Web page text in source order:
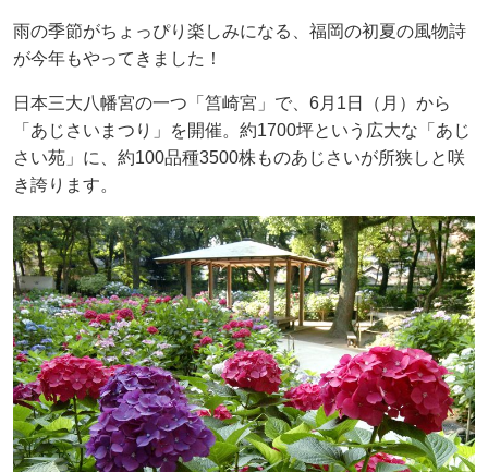
雨の季節がちょっぴり楽しみになる、福岡の初夏の風物詩
が今年もやってきました！
日本三大八幡宮の一つ「筥崎宮」で、6月1日（月）から
「あじさいまつり」を開催。約1700坪という広大な「あじ
さい苑」に、約100品種3500株ものあじさいが所狭しと咲
き誇ります。